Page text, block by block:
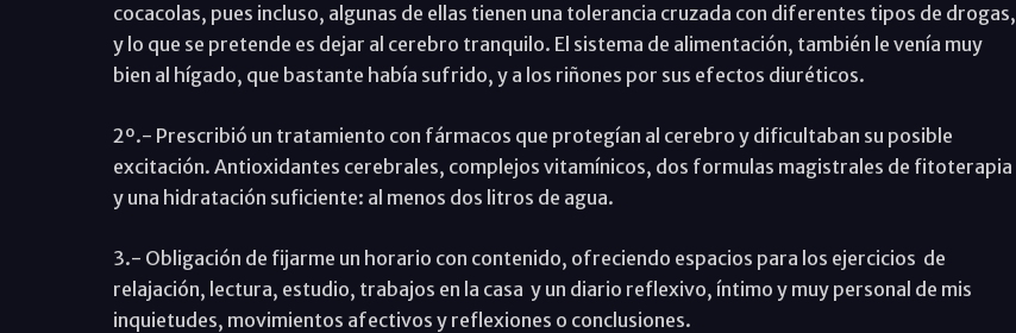
cocacolas, pues incluso, algunas de ellas tienen una tolerancia cruzada con diferentes tipos de drogas,
y lo que se pretende es dejar al cerebro tranquilo. El sistema de alimentación, también le venía muy
bien al hígado, que bastante había sufrido, y a los riñones por sus efectos diuréticos.
2º.- Prescribió un tratamiento con fármacos que protegían al cerebro y dificultaban su posible
excitación. Antioxidantes cerebrales, complejos vitamínicos, dos formulas magistrales de fitoterapia
y una hidratación suficiente: al menos dos litros de agua.
3.- Obligación de fijarme un horario con contenido, ofreciendo espacios para los ejercicios de
relajación, lectura, estudio, trabajos en la casa y un diario reflexivo, íntimo y muy personal de mis
inquietudes, movimientos afectivos y reflexiones o conclusiones.